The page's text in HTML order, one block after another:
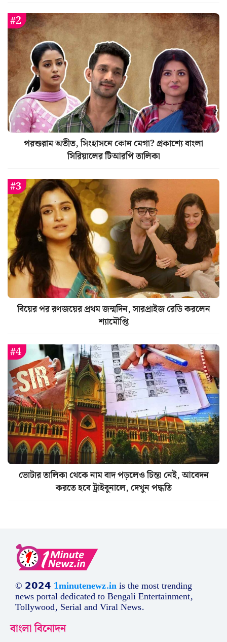
পরশুরাম অতীত, সিংহাসনে কোন মেগা? প্রকাশ্যে বাংলা
সিরিয়ালের টিআরপি তালিকা
বিয়ের পর রণজয়ের প্রথম জন্মদিন, সারপ্রাইজ রেডি করলেন
শ্যামৌপ্তি
ভোটার তালিকা থেকে নাম বাদ পড়লেও চিন্তা নেই, আবেদন
করতে হবে ট্রাইবুনালে, দেখুন পদ্ধতি
© 𝟮𝟬𝟮𝟰 1minutenewz.inis the most trending
news portal dedicated to Bengali Entertainment,
Tollywood, Serial and Viral News.
বাংলা বিনোদন